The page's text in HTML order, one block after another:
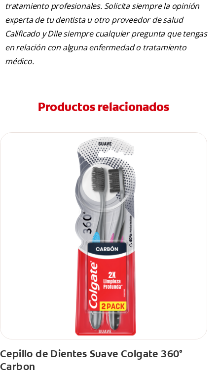
tratamiento profesionales. Solicita siempre la opinión
experta de tu dentista u otro proveedor de salud
Calificado y Dile siempre cualquier pregunta que tengas
en relación con alguna enfermedad o tratamiento
médico.
Productos relacionados
Cepillo de Dientes Suave Colgate 360°
Carbon